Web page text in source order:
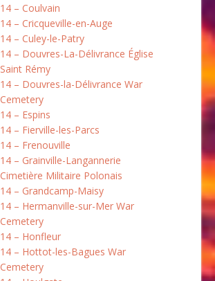
14 – Coulvain
14 – Cricqueville-en-Auge
14 – Culey-le-Patry
14 – Douvres-La-Délivrance Église
Saint Rémy
14 – Douvres-la-Délivrance War
Cemetery
14 – Espins
14 – Fierville-les-Parcs
14 – Frenouville
14 – Grainville-Langannerie
Cimetière Militaire Polonais
14 – Grandcamp-Maisy
14 – Hermanville-sur-Mer War
Cemetery
14 – Honfleur
14 – Hottot-les-Bagues War
Cemetery